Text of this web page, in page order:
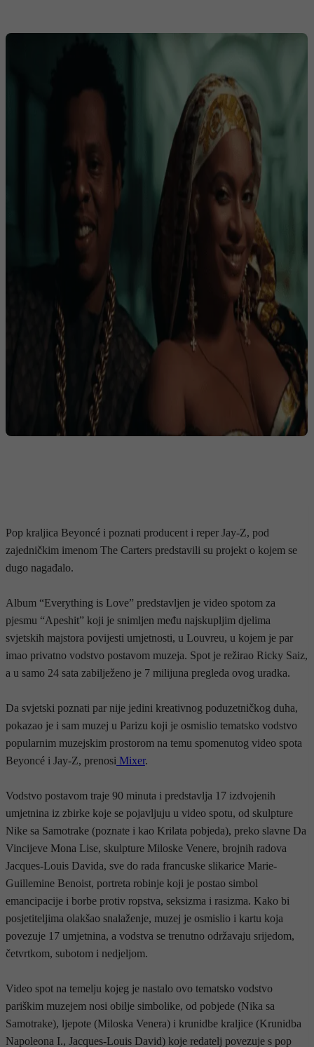
Pop kraljica Beyoncé i poznati producent i reper Jay-Z, pod
zajedničkim imenom The Carters predstavili su projekt o kojem se
dugo nagađalo.
Album “Everything is Love” predstavljen je video spotom za
pjesmu “Apeshit” koji je snimljen među najskupljim djelima
svjetskih majstora povijesti umjetnosti, u Louvreu, u kojem je par
imao privatno vodstvo postavom muzeja. Spot je režirao Ricky Saiz,
a u samo 24 sata zabilježeno je 7 milijuna pregleda ovog uradka.
Da svjetski poznati par nije jedini kreativnog poduzetničkog duha,
pokazao je i sam muzej u Parizu koji je osmislio tematsko vodstvo
popularnim muzejskim prostorom na temu spomenutog video spota
Beyoncé i Jay-Z, prenosi Mixer.
Vodstvo postavom traje 90 minuta i predstavlja 17 izdvojenih
umjetnina iz zbirke koje se pojavljuju u video spotu, od skulpture
Nike sa Samotrake (poznate i kao Krilata pobjeda), preko slavne Da
Vincijeve Mona Lise, skulpture Miloske Venere, brojnih radova
Jacques-Louis Davida, sve do rada francuske slikarice Marie-
Guillemine Benoist, portreta robinje koji je postao simbol
emancipacije i borbe protiv ropstva, seksizma i rasizma. Kako bi
posjetiteljima olakšao snalaženje, muzej je osmislio i kartu koja
povezuje 17 umjetnina, a vodstva se trenutno održavaju srijedom,
četvrtkom, subotom i nedjeljom.
Video spot na temelju kojeg je nastalo ovo tematsko vodstvo
pariškim muzejem nosi obilje simbolike, od pobjede (Nika sa
Samotrake), ljepote (Miloska Venera) i krunidbe kraljice (Krunidba
Napoleona I., Jacques-Louis David) koje redatelj povezuje s pop